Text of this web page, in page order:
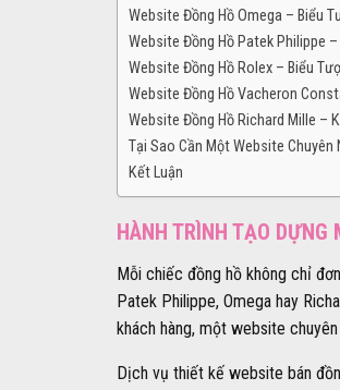
Website Đồng Hồ Omega – Biểu
Website Đồng Hồ Patek Philippe
Website Đồng Hồ Rolex – Biểu
Website Đồng Hồ Vacheron
Website Đồng Hồ Richard Mille –
Tại Sao Cần Một Website Chuyên
Kết Luận
HÀNH TRÌNH TẠO DỰNG
Mỗi chiếc đồng hồ không chỉ
Patek Philippe, Omega hay
khách hàng, một website
Dịch vụ thiết kế website bán